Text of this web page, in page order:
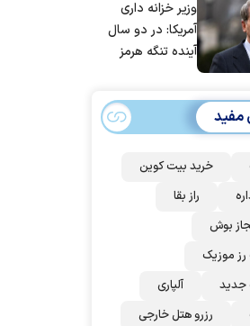
وزیر خزانه داری
آمریکا: در دو سال
آینده تنگه هرمز
مفید
خرید بیت کوین
راز بقا
بوش
رز‌ موزیک
جدید
آلپاری
رزرو هتل خارجی